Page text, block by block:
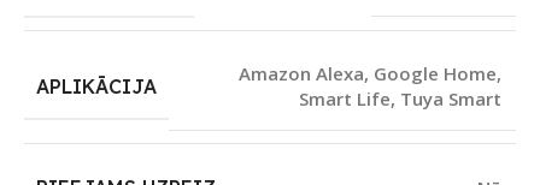
APLIKĀCIJA
Amazon Alexa, Google Home,
Smart Life, Tuya Smart